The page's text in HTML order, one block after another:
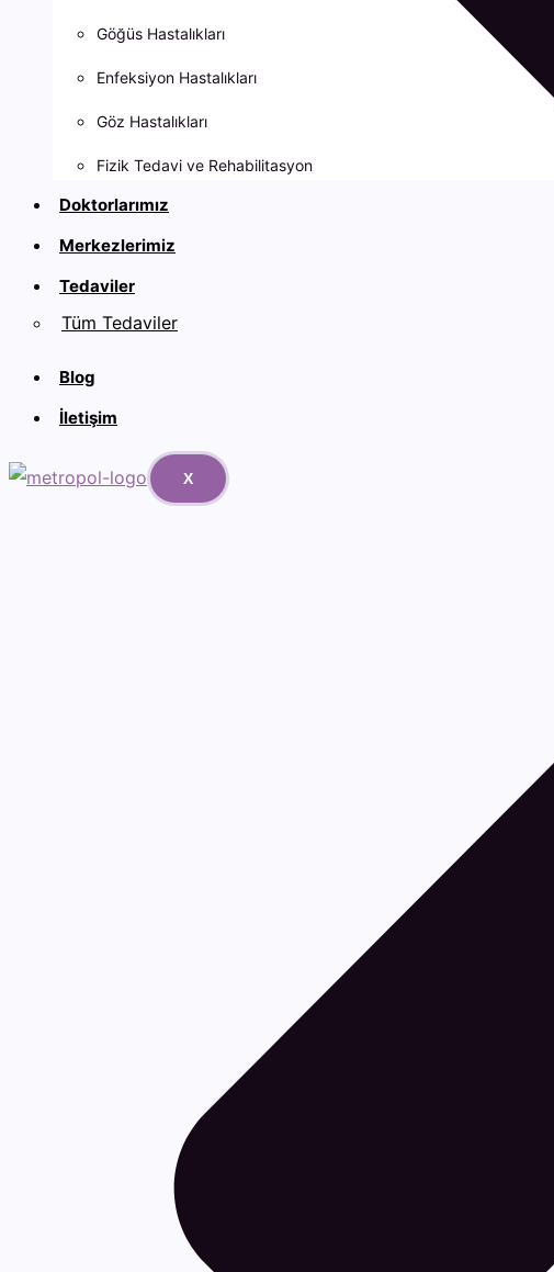
Göğüs Hastalıkları
Enfeksiyon Hastalıkları
Göz Hastalıkları
Fizik Tedavi ve Rehabilitasyon
Doktorlarımız
Merkezlerimiz
Tedaviler
Tüm Tedaviler
Blog
İletişim
X